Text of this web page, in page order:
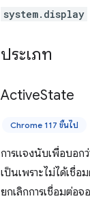
system.display
ประเภท
ActiveState
Chrome 117 ขึ้นไป
การแจงนับเพื่อบอก
เป็นเพราะไม่ได้เชื่
ยกเลิกการเชื่อมต่อ